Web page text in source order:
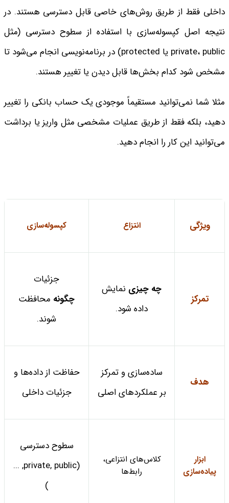
داخلی فقط از طریق روش‌های خاصی قابل دسترسی هستند. در
نتیجه اصل کپسوله‌سازی با استفاده از سطوح دسترسی (مثل
private، public یا protected) در برنامه‌نویسی انجام می‌شود تا
مشخص شود کدام بخش‌ها قابل دیدن یا تغییر هستند.
مثلا شما نمی‌توانید مستقیماً موجودی یک حساب بانکی را تغییر
دهید، بلکه فقط از طریق عملیات مشخصی مثل واریز یا برداشت
می‌توانید این کار را انجام دهید.
ویژگی انتزاع کپسوله‌سازی
تمرکز
چه چیزی نمایش
داده شود.
جزئیات
چگونه محافظت
شوند.
هدف
ساده‌سازی و تمرکز
بر عملکردهای اصلی
حفاظت از داده‌ها و
جزئیات داخلی
ابزار
پیاده‌سازی
کلاس‌های انتزاعی،
رابط‌ها
سطوح دسترسی
(private, public, ...
)